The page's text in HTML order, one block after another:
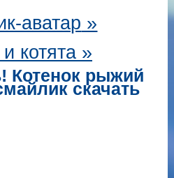
аватар »
котята »
Котенок рыжий
скачать